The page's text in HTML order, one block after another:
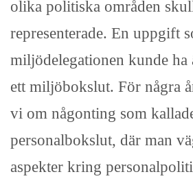
olika politiska områden
representerade. En uppgift
miljödelegationen kunde
ett miljöbokslut. För några
vi om någonting som
personalbokslut, där man
aspekter kring